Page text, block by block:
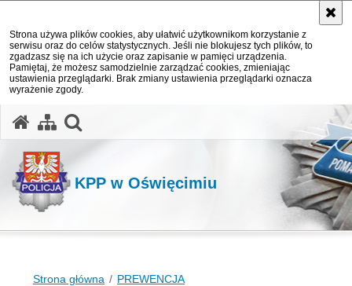
Strona używa plików cookies, aby ułatwić użytkownikom korzystanie z
serwisu oraz do celów statystycznych. Jeśli nie blokujesz tych plików, to
zgadzasz się na ich użycie oraz zapisanie w pamięci urządzenia.
Pamiętaj, że możesz samodzielnie zarządzać cookies, zmieniając
ustawienia przeglądarki. Brak zmiany ustawienia przeglądarki oznacza
wyrażenie zgody.
KPP w Oświęcimiu
Strona główna
PREWENCJA